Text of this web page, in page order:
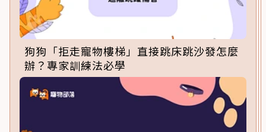
狗狗「拒走寵物樓梯」直接跳床跳沙發怎麼
辦？專家訓練法必學